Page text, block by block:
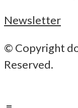
Newsletter
© Copyright
Reserved.